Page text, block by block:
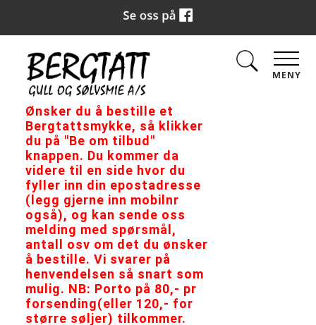
Ønsker du å bestille et
Bergtattsmykke, så klikker
du på "Be om tilbud"
knappen. Du kommer da
videre til en side hvor du
fyller inn din epostadresse
(legg gjerne inn mobilnr
også), og kan sende oss
melding med spørsmål,
antall osv om det du ønsker
å bestille. Vi svarer på
henvendelsen så snart som
mulig. NB: Porto på 80,- pr
forsending(eller 120,- for
større søljer) tilkommer.
MENY